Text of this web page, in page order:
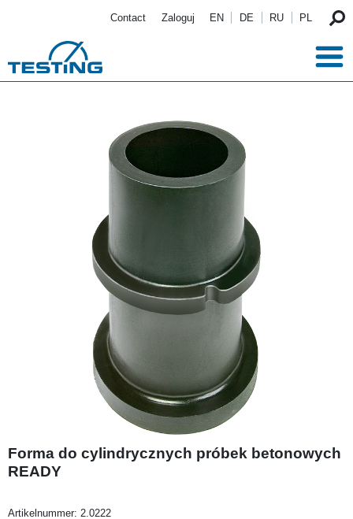
Contact Zaloguj EN DE RU PL
Forma do cylindrycznych próbek betonowych
READY
Artikelnummer: 2.0222